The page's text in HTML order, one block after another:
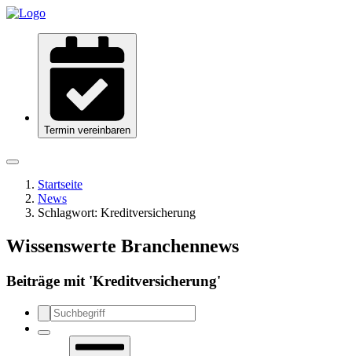
Termin vereinbaren
Startseite
News
Schlagwort: Kreditversicherung
Wissenswerte Branchennews
Beiträge mit 'Kreditversicherung'